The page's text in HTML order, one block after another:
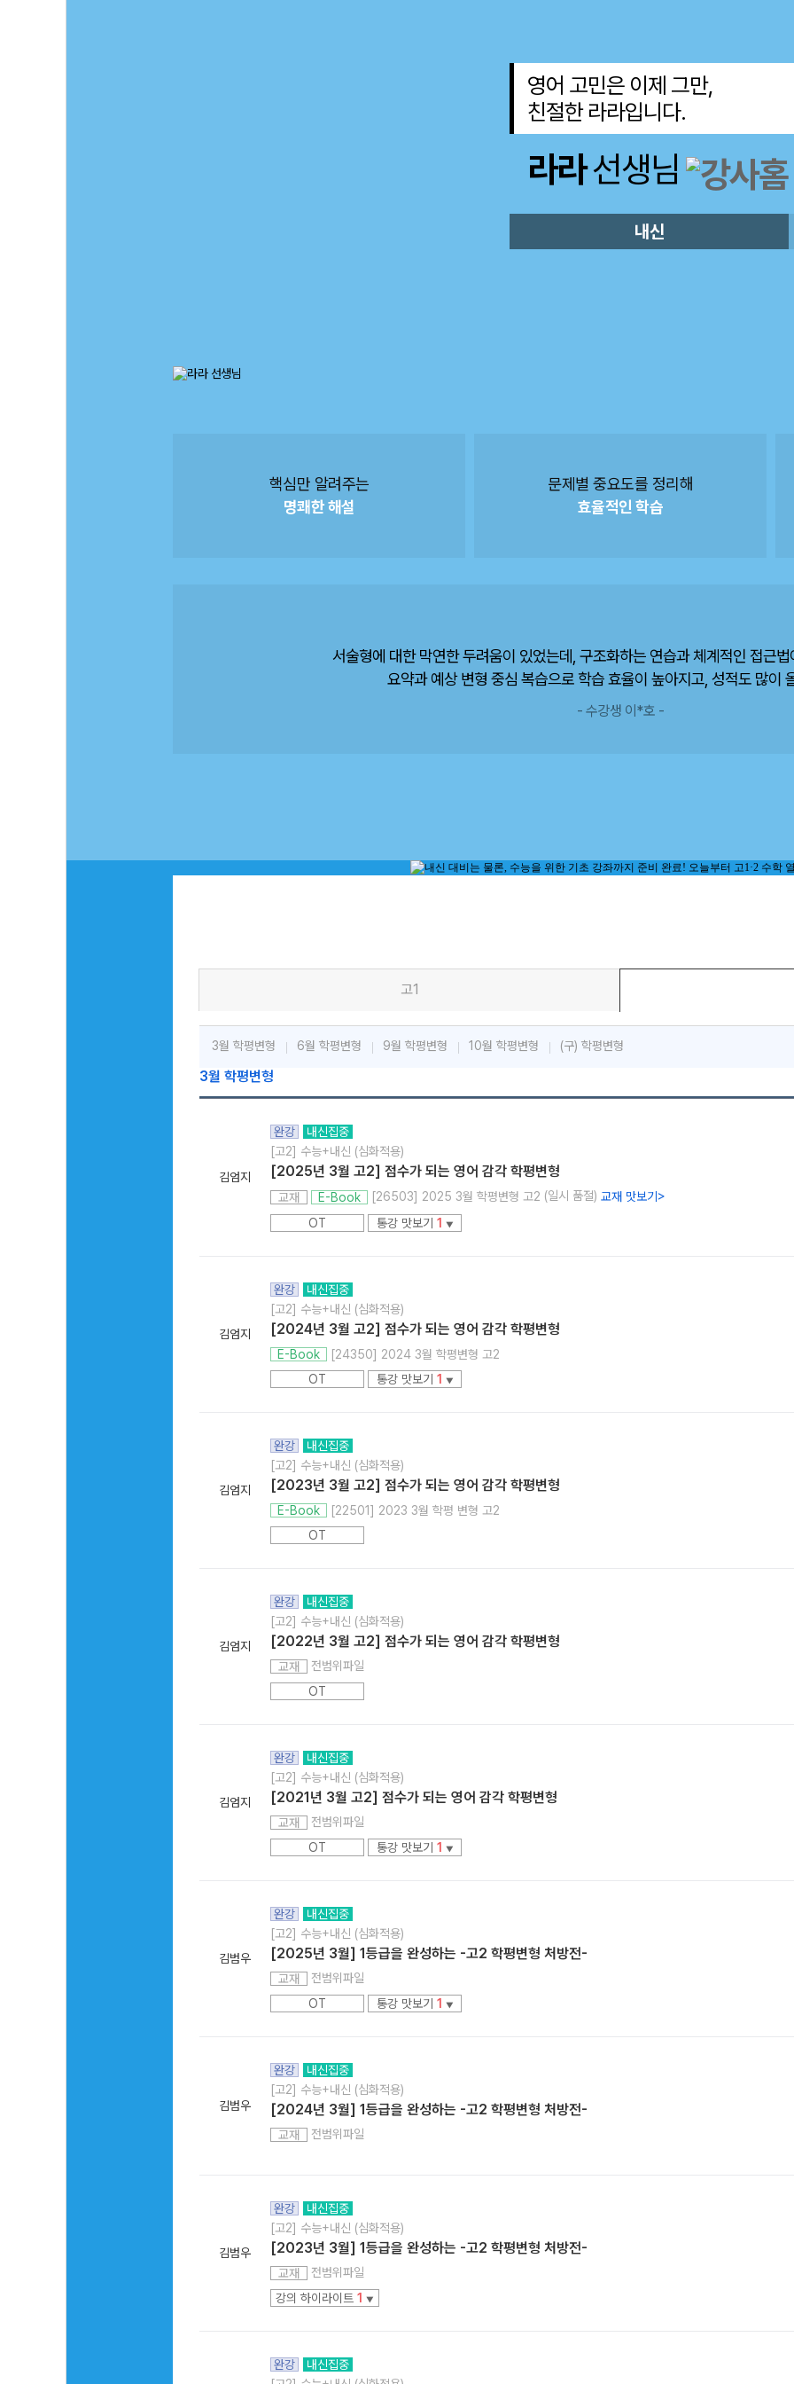
영어 고민은 이제 그만,
친절한 라라입니다.
라라선생님
내신
핵심만 알려주는
명쾌한 해설
문제별 중요도를 정리해
효율적인 학습
서술형에 대한 막연한 두려움이 있었는데, 구조화하는 연습과 체계적인 접근
요약과 예상 변형 중심 복습으로 학습 효율이 높아지고, 성적도 많이
- 수강생 이*호 -
고1
3월 학평변형 6월 학평변형 9월 학평변형 10월 학평변형 (구) 학평변형
3월 학평변형
김엄지
완강
내신집중
[고2] 수능+내신 (심화적용)
[2025년 3월 고2] 점수가 되는 영어 감각 학평변형
교재 E-Book [26503] 2025 3월 학평변형 고2 (일시 품절) 교재 맛보기 >
OT
통강 맛보기 1 ▼
김엄지
완강
내신집중
[고2] 수능+내신 (심화적용)
[2024년 3월 고2] 점수가 되는 영어 감각 학평변형
E-Book
[24350] 2024 3월 학평변형 고2
OT
통강 맛보기 1 ▼
김엄지
완강
내신집중
[고2] 수능+내신 (심화적용)
[2023년 3월 고2] 점수가 되는 영어 감각 학평변형
E-Book
[22501] 2023 3월 학평 변형 고2
OT
김엄지
완강
내신집중
[고2] 수능+내신 (심화적용)
[2022년 3월 고2] 점수가 되는 영어 감각 학평변형
교재
전범위파일
OT
김엄지
완강
내신집중
[고2] 수능+내신 (심화적용)
[2021년 3월 고2] 점수가 되는 영어 감각 학평변형
교재
전범위파일
OT
통강 맛보기 1 ▼
김범우
완강
내신집중
[고2] 수능+내신 (심화적용)
[2025년 3월] 1등급을 완성하는 -고2 학평변형 처방전-
교재
전범위파일
OT
통강 맛보기 1 ▼
김범우
완강
내신집중
[고2] 수능+내신 (심화적용)
[2024년 3월] 1등급을 완성하는 -고2 학평변형 처방전-
교재 전범위파일
김범우
완강
내신집중
[고2] 수능+내신 (심화적용)
[2023년 3월] 1등급을 완성하는 -고2 학평변형 처방전-
교재
전범위파일
강의 하이라이트 1 ▼
완강
내신집중